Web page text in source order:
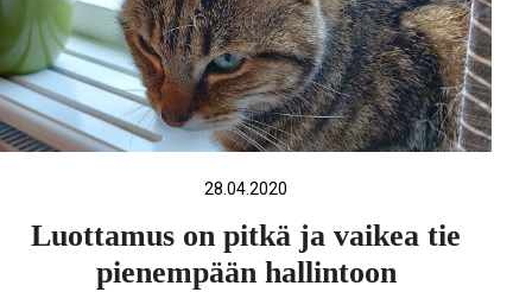
28.04.2020
Luottamus on pitkä ja vaikea tie
pienempään hallintoon